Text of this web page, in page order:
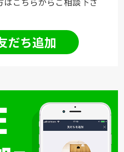
だち追加